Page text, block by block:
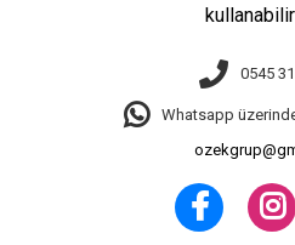
0545
Whatsapp